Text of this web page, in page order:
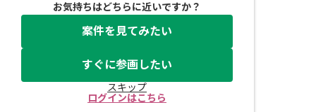
お気持ちはどちらに近いですか？
案件を見てみたい
すぐに参画したい
スキップ
ログインはこちら